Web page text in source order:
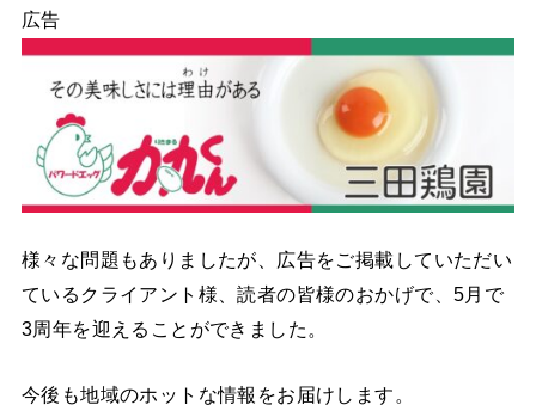
広告
様々な問題もありましたが、広告をご掲載していただい
ているクライアント様、読者の皆様のおかげで、5月で
3周年を迎えることができました。
今後も地域のホットな情報をお届けします。